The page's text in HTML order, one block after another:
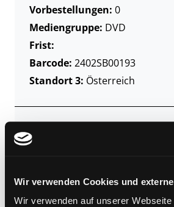
Wir verwenden Cookies und
Wir verwenden auf unserer
Vorbestellungen: 0
Mediengruppe: DVD
Frist:
Barcode: 2402SB00193
Standort 3: Österreich
Zweigstelle:
Standort 2:
Ausleihe